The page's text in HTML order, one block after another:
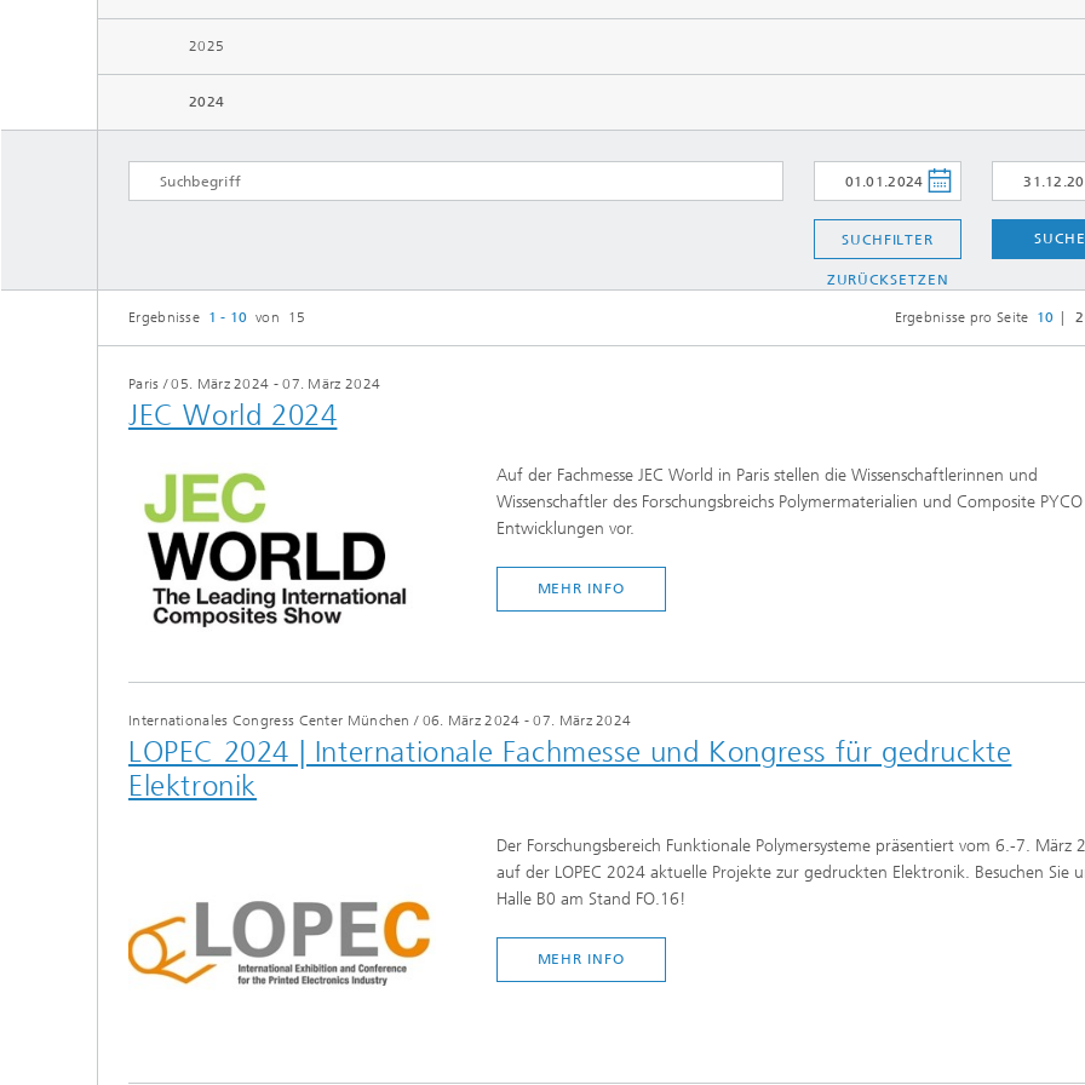
2025
2024
SUCHFILTER
ZURÜCKSETZEN
Ergebnisse 1 - 10 von 15 Ergebnisse pro Seite 10
Paris /05. März 2024 - 07. März 2024
JEC World 2024
Auf der Fachmesse JEC World in Paris stellen die Wissenschaftlerinnen und
Wissenschaftler des Forschungsbreichs Polymermaterialien und Composite
Entwicklungen vor.
MEHR INFO
Internationales Congress Center München / 06. März 2024 - 07. März 2024
LOPEC 2024 | Internationale Fachmesse und Kongress für gedruckte
Elektronik
Der Forschungsbereich Funktionale Polymersysteme präsentiert vom 6.-7. März
auf der LOPEC 2024 aktuelle Projekte zur gedruckten Elektronik. Besuchen Sie
Halle B0 am Stand FO.16!
MEHR INFO